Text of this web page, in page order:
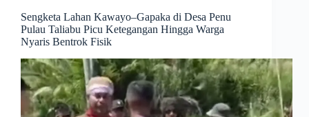
Sengketa Lahan Kawayo–Gapaka di Desa Penu
Pulau Taliabu Picu Ketegangan Hingga Warga
Nyaris Bentrok Fisik